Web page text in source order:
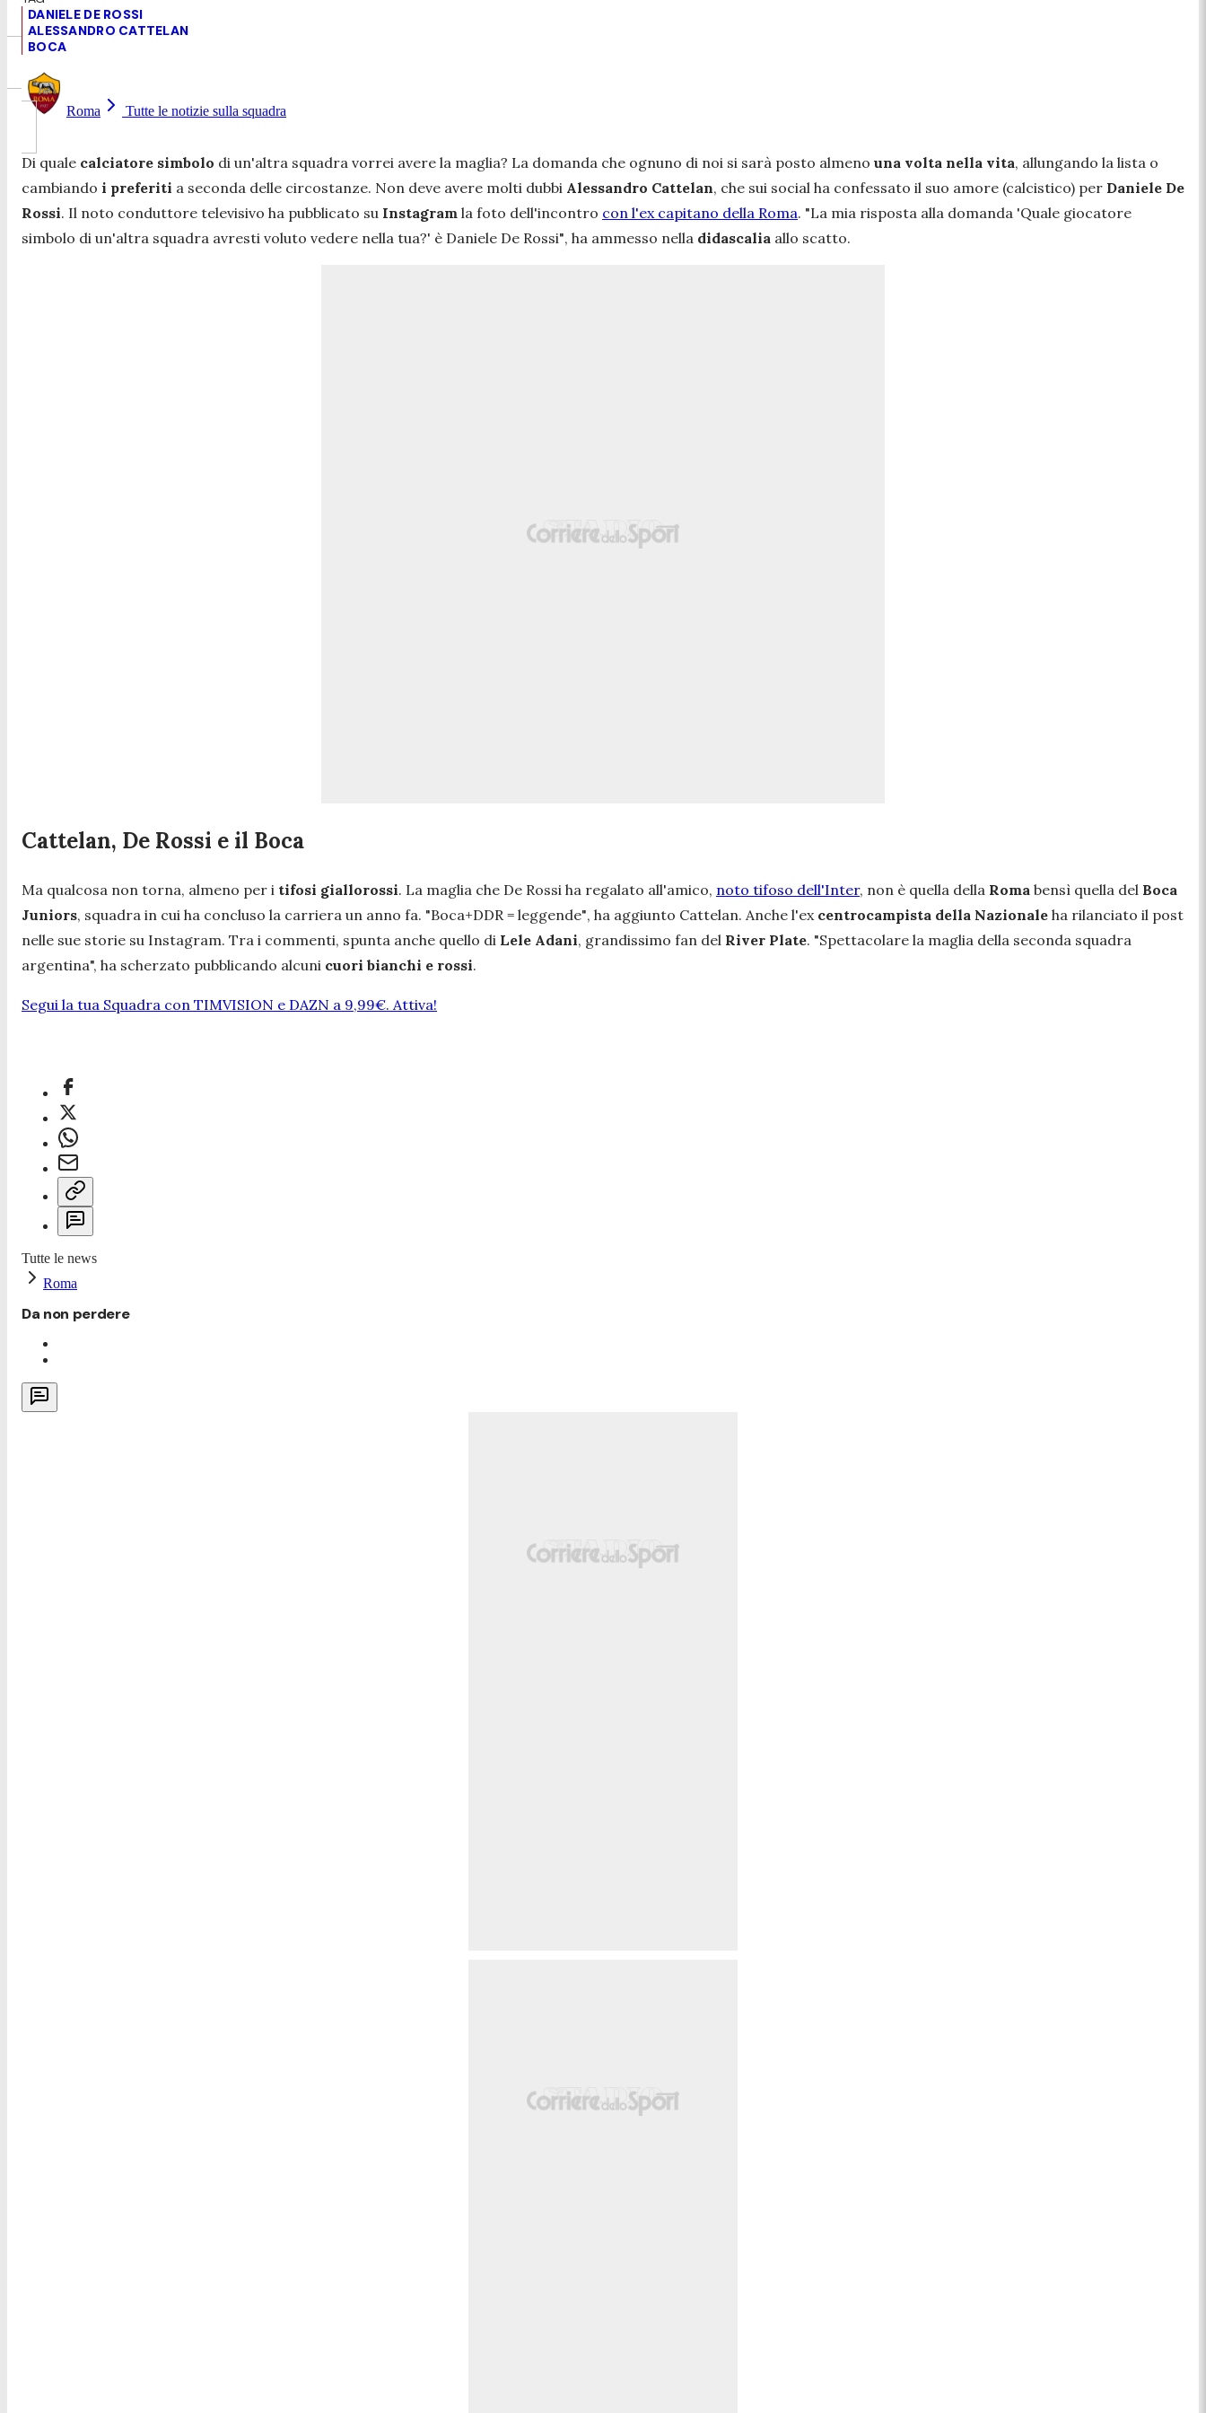
DANIELE DE ROSSI
ALESSANDRO CATTELAN
BOCA
Roma Tutte le notizie sulla squadra
Di quale calciatore simbolo di un'altra squadra vorrei avere la maglia? La domanda che ognuno di noi si sarà posto almeno una volta nella vita, allungando la lista o
cambiando i preferiti a seconda delle circostanze. Non deve avere molti dubbi Alessandro Cattelan, che sui social ha confessato il suo amore (calcistico) per Daniele De
Rossi. Il noto conduttore televisivo ha pubblicato su Instagram la foto dell'incontro con l'ex capitano della Roma. "La mia risposta alla domanda 'Quale giocatore
simbolo di un'altra squadra avresti voluto vedere nella tua?' è Daniele De Rossi", ha ammesso nella didascalia allo scatto.
Cattelan, De Rossi e il Boca
Ma qualcosa non torna, almeno per i tifosi giallorossi. La maglia che De Rossi ha regalato all'amico, noto tifoso dell'Inter, non è quella della Roma bensì quella del Boca
Juniors, squadra in cui ha concluso la carriera un anno fa. "Boca+DDR = leggende", ha aggiunto Cattelan. Anche l'ex centrocampista della Nazionale ha rilanciato il post
nelle sue storie su Instagram. Tra i commenti, spunta anche quello di Lele Adani, grandissimo fan del River Plate. "Spettacolare la maglia della seconda squadra
argentina", ha scherzato pubblicando alcuni cuori bianchi e rossi.
Segui la tua Squadra con TIMVISION e DAZN a 9,99€. Attiva!
Tutte le news
Roma
Da non perdere